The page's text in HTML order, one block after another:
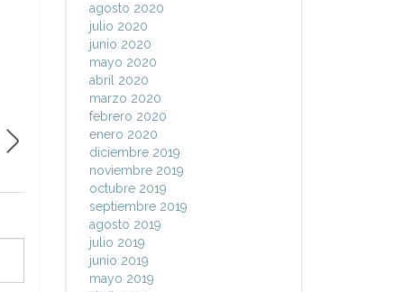
agosto 2020
julio 2020
junio 2020
mayo 2020
abril 2020
marzo 2020
febrero 2020
enero 2020
diciembre 2019
noviembre 2019
octubre 2019
septiembre 2019
agosto 2019
julio 2019
junio 2019
mayo 2019